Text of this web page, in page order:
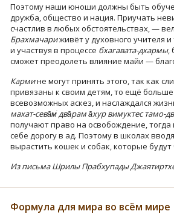
Поэтому наши юноши должны быть
дружба, общество и нация. Приучать
счастлив в любых обстоятельствах, —
Брахмачариживёт у духовного учителя
и участвуя в процессе бхагавата-дхармы,
сможет преодолеть влияние майи —
Кармине могут принять этого, так как
привязаны к своим детям, то ещё
всевозможных аскез, и наслаждался
махат-сева̄м̇ два̄рам а̄хур вимуктес тамо-
получают право на освобождение,
себе дорогу в ад. Поэтому в школах
вырастить кошек и собак, которые
Из письма Шрилы Прабхупады
Формула для мира во всём мире